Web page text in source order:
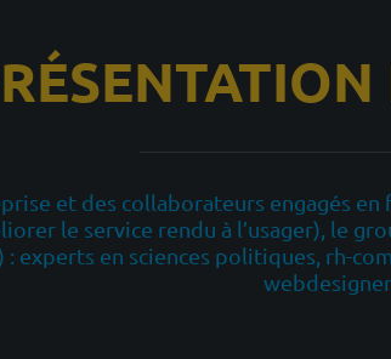
et des collaborateurs engagés
le service rendu à l’usager), le
: experts en sciences politiques, rh-
webdesigner...